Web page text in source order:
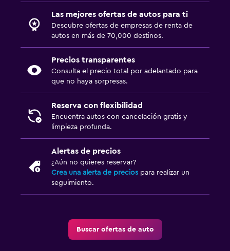
Las mejores ofertas de autos para ti
Descubre ofertas de empresas de renta de
autos en más de 70,000 destinos.
Precios transparentes
Consulta el precio total por adelantado para
que no haya sorpresas.
Reserva con flexibilidad
Encuentra autos con cancelación gratis y
limpieza profunda.
Alertas de precios
¿Aún no quieres reservar?
Crea una alerta de precios para realizar un
seguimiento.
Buscar ofertas de auto